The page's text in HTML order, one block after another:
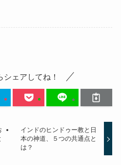
シェアしてね！
インドのヒンドゥー教と日
本の神道、５つの共通点と
は？